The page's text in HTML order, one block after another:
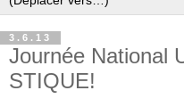
3.6.13
Journée National
STIQUE!